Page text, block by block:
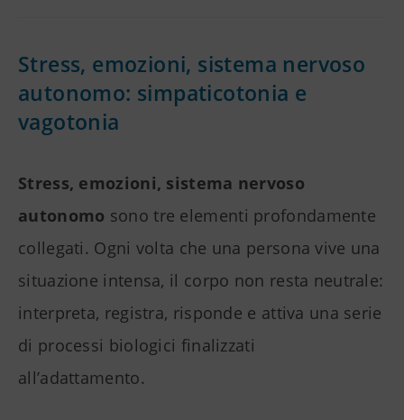
Stress, emozioni, sistema nervoso
autonomo: simpaticotonia e
vagotonia
Stress, emozioni, sistema nervoso
autonomo sono tre elementi profondamente
collegati. Ogni volta che una persona vive una
situazione intensa, il corpo non resta neutrale:
interpreta, registra, risponde e attiva una serie
di processi biologici finalizzati
all’adattamento.